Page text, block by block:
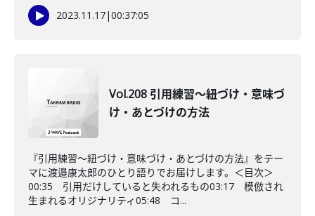
2023.11.17|00:37:05
Vol.208 引用練習〜紐づけ・意味づ
け・あとづけの方法
『引用練習〜紐づけ・意味づけ・あとづけの方法』をテー
マに渡邉康太郎のひとり語りでお届けします。＜目次＞
00:35 引用だけしていると失われるもの03:17 模倣され
生まれるオリジナリティ05:48 コ...